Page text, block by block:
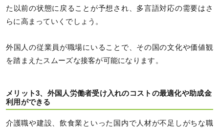
た以前の状態に戻ることが予想され、多言語対応の需要はさ
らに高まっていくでしょう。
外国人の従業員が職場にいることで、その国の文化や価値観
を踏まえたスムーズな接客が可能になります。
メリット3、外国人労働者受け入れのコストの最適化や助成金
利用ができる
介護職や建設、飲食業といった国内で人材が不足しがちな職